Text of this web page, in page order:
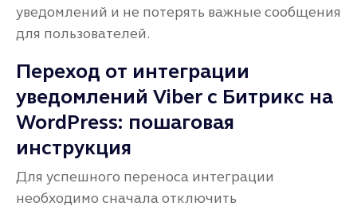
уведомлений и не потерять важные сообщения
для пользователей.
Переход от интеграции
уведомлений Viber с Битрикс на
WordPress: пошаговая
инструкция
Для успешного переноса интеграции
необходимо сначала отключить